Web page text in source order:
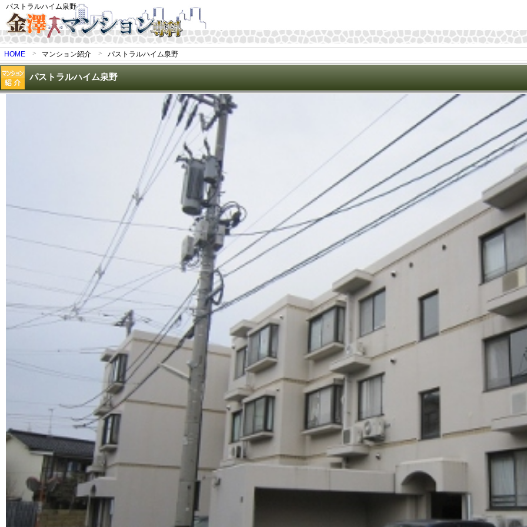
パストラルハイム泉野
HOME マンション紹介 パストラルハイム泉野
パストラルハイム泉野